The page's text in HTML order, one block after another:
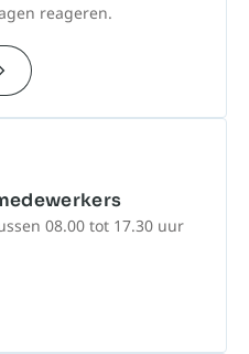
reageren.
08.00 tot 17.30 uur